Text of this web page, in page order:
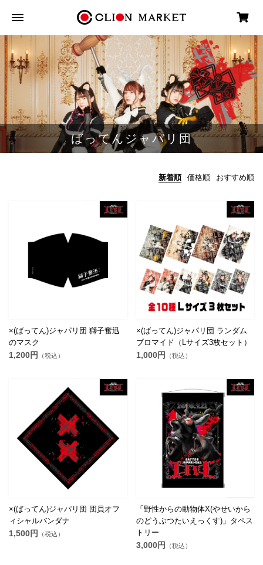
ばってんジャパリ団
新着順 価格順 おすすめ順
×(ばってん)ジャパリ団 獅子奮迅
のマスク
1,200円 （税込）
×(ばってん)ジャパリ団 ランダム
ブロマイド（Lサイズ3枚セット）
1,000円 （税込）
×(ばってん)ジャパリ団 団員オフ
ィシャルバンダナ
1,500円 （税込）
「野性からの動物体X(やせいから
のどうぶつたいえっくす)」タペス
トリー
3,000円 （税込）